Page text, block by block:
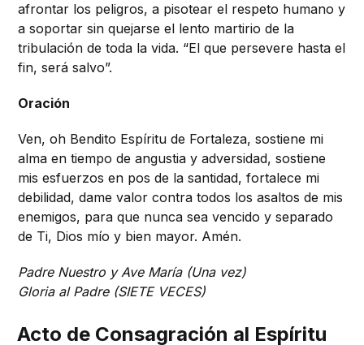
afrontar los peligros, a pisotear el respeto humano y
a soportar sin quejarse el lento martirio de la
tribulación de toda la vida. “El que persevere hasta el
fin, será salvo”.
Oración
Ven, oh Bendito Espíritu de Fortaleza, sostiene mi
alma en tiempo de angustia y adversidad, sostiene
mis esfuerzos en pos de la santidad, fortalece mi
debilidad, dame valor contra todos los asaltos de mis
enemigos, para que nunca sea vencido y separado
de Ti, Dios mío y bien mayor. Amén.
Padre Nuestro y Ave María (Una vez)
Gloria al Padre (SIETE VECES)
Acto de Consagración al Espíritu